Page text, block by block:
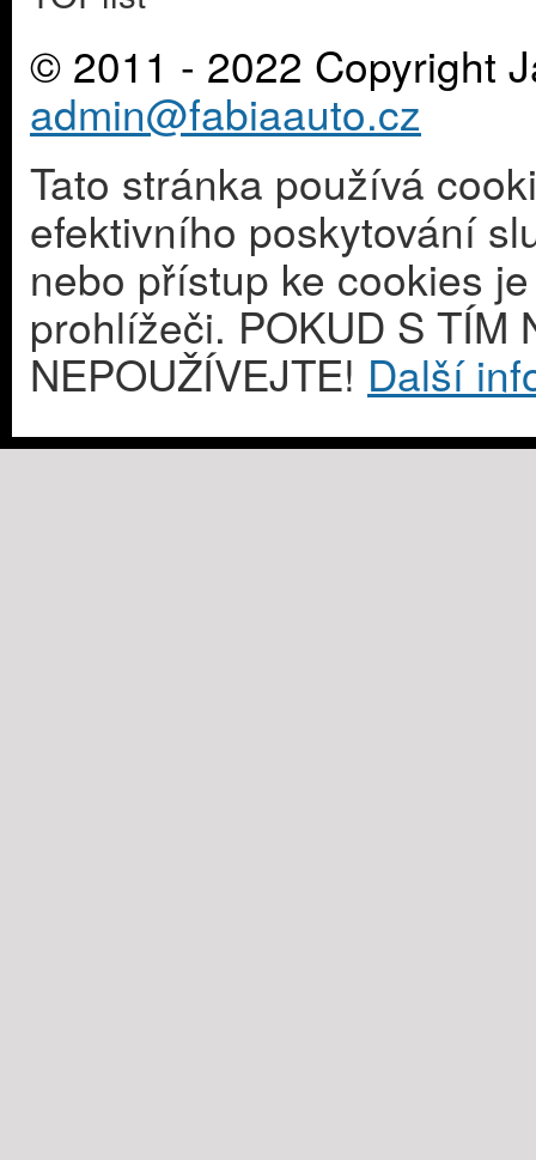
© 2011 - 2022 Copyright
admin@fabiaauto.cz
Tato stránka používá
efektivního poskytování
nebo přístup ke cookies
prohlížeči. POKUD S TÍM
NEPOUŽÍVEJTE! Další